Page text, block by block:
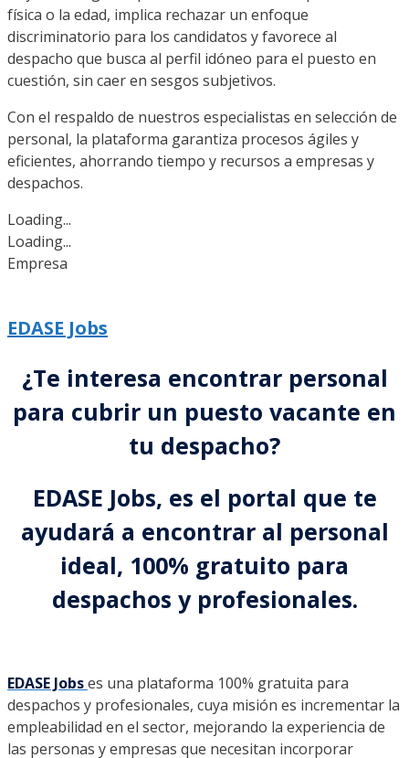
física o la edad, implica rechazar un enfoque
discriminatorio para los candidatos y favorece al
despacho que busca al perfil idóneo para el puesto en
cuestión, sin caer en sesgos subjetivos.
Con el respaldo de nuestros especialistas en selección de
personal, la plataforma garantiza procesos ágiles y
eficientes, ahorrando tiempo y recursos a empresas y
despachos.
Loading...
Loading...
Empresa
EDASE Jobs
¿Te interesa encontrar personal
para cubrir un puesto vacante en
tu despacho?
EDASE Jobs, es el portal que te
ayudará a encontrar al personal
ideal, 100% gratuito para
despachos y profesionales.
EDASE Jobses una plataforma 100% gratuita para
despachos y profesionales, cuya misión es incrementar la
empleabilidad en el sector, mejorando la experiencia de
las personas y empresas que necesitan incorporar